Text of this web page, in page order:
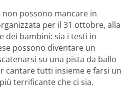
non possono mancare in
per il 31 ottobre, alla
dei bambini: sia i testi in
possono diventare un
su una pista da ballo
cantare tutti insieme e farsi un
terrificante che ci sia.